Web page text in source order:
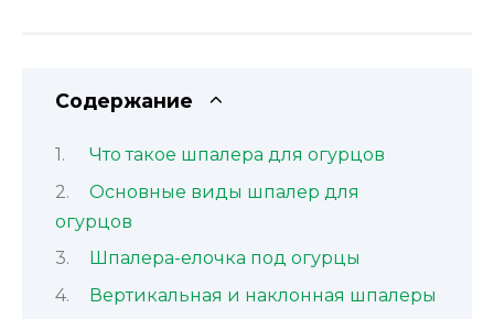
Содержание
Что такое шпалера для огурцов
Основные виды шпалер для
огурцов
Шпалера-елочка под огурцы
Вертикальная и наклонная шпалеры